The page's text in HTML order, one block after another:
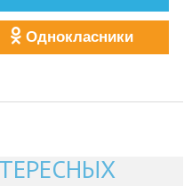
Однокласники